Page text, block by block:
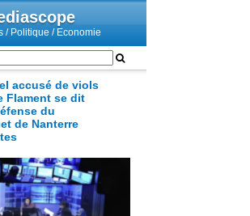
/ Politique / Economie
accusé de viols
Flament se dit
du
de Nanterre